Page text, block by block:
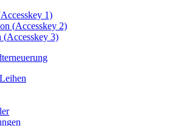
Accesskey 1)
(Accesskey 2)
(Accesskey 3)